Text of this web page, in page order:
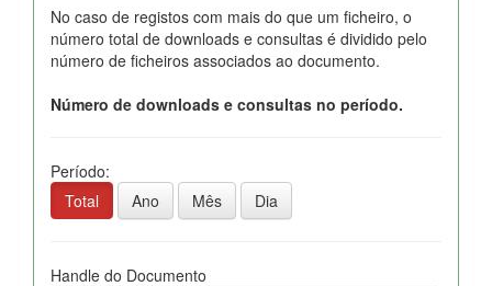
No caso de registos com mais do que um ficheiro, o
número total de downloads e consultas é dividido pelo
número de ficheiros associados ao documento.
Número de downloads e consultas no período.
Período:
Total
Ano Mês Dia
Handle do Documento